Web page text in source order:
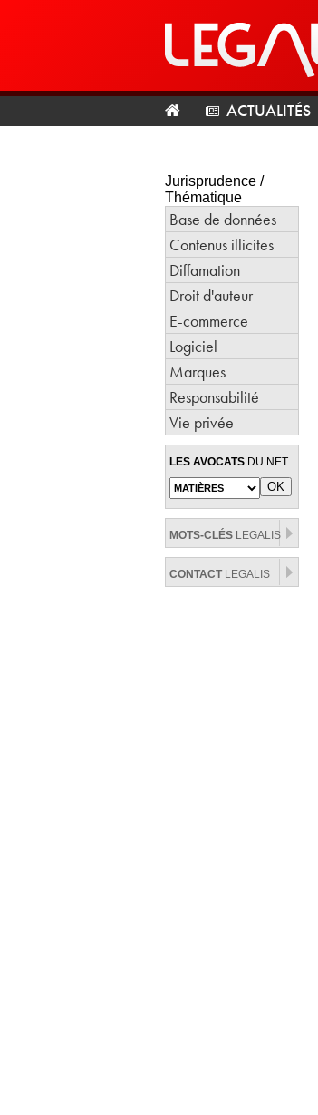
ACTUALITÉS
Jurisprudence /
Thématique
Base de données
Contenus illicites
Diffamation
Droit d'auteur
E-commerce
Logiciel
Marques
Responsabilité
Vie privée
LES AVOCATS DU NET
MOTS-CLÉS LEGALIS
CONTACTLEGALIS